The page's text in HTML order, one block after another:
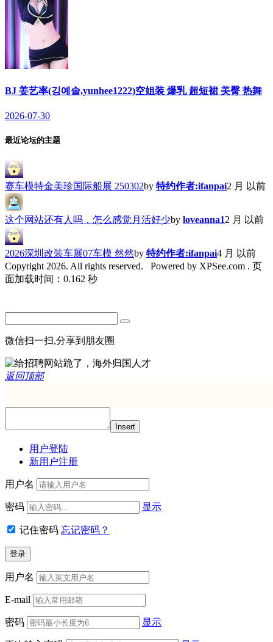
BJ 姜艺率(깅예솔,yunhee1222)空姐装 爆乳 超短裙 美臀 热舞
2026-07-30
最近论坛的主题
赛车模特金美珍国际船展 250302by 特约作者:ifanpai2 月 以前
这个网站还有人吗，怎么感觉月活好少by loveanna12 月 以前
2026深圳改装车展07车模 然然by 特约作者:ifanpai4 月 以前
Copyright 2026. All rights reserved.
Powered by XPSee.com . 页
面加载时间：0.162 秒
微信扫一扫,分享到朋友圈
返回顶部
Insert
用户登陆
新用户注册
用户名
密码 显示
记住密码 忘记密码？
用户名
E-mail
密码 显示